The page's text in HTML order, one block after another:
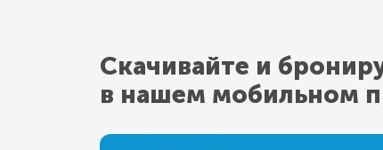
Скачивайте и
в нашем мобильном